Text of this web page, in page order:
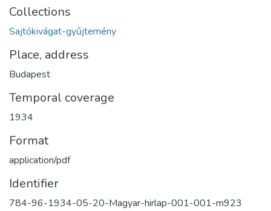
Collections
Sajtókivágat-gyűjtemény
Place, address
Budapest
Temporal coverage
1934
Format
application/pdf
Identifier
784-96-1934-05-20-Magyar-hirlap-001-001-m923